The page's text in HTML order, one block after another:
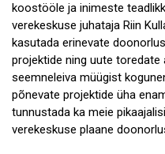
koostööle ja inimeste
verekeskuse juhataja Riin
kasutada erinevate
projektide ning uute toredate
seemneleiva müügist
põnevate projektide üha
tunnustada ka meie
verekeskuse plaane